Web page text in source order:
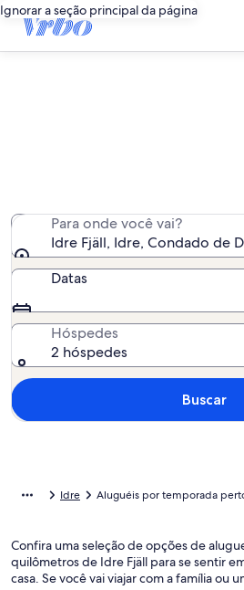
Ignorar a seção principal da página
Para onde você vai?
Idre Fjäll, Idre, Condado de
Datas
Hóspedes
2 hóspedes
Buscar
Idre Aluguéis por temporada
Confira uma seleção de opções de
quilômetros de Idre Fjäll para se sentir
casa. Se você vai viajar com a família ou